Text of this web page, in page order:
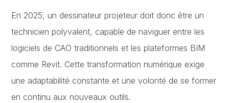
En 2025, un dessinateur projeteur doit donc être un
technicien polyvalent, capable de naviguer entre les
logiciels de CAO traditionnels et les plateformes BIM
comme Revit. Cette transformation numérique exige
une adaptabilité constante et une volonté de se former
en continu aux nouveaux outils.